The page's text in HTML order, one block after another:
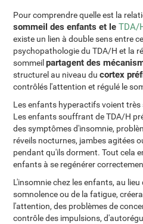
Pour comprendre quelle est la
sommeil des enfants et leTDA/
existe un lien à double sens entre
psychopathologie du TDA/H et la
sommeilpartagent des
structurel au niveau ducortex
contrôlés l'attention et régulé le
Les enfants hyperactifs voient
Les enfants souffrant de TDA/H
des symptômes d'insomnie,
réveils nocturnes, jambes agitées
pendant qu'ils dorment. Tout cela
enfants à se regénérer
L'insomnie chez les enfants, au
somnolence ou de la fatigue,
l'attention, des problèmes de
contrôle des impulsions,